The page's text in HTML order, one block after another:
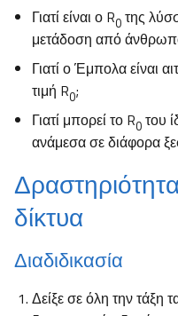
Γιατί είναι ο R0 της
μετάδοση από
Γιατί ο Έμπολα είναι
τιμή R0;
Γιατί μπορεί το R0 του
ανάμεσα σε διάφορα
δίκτυα
Διαδιδικασία
Δείξε σε όλη την τάξη